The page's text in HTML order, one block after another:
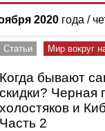
2020 года /
Статьи Мир вокруг
Когда бывают
скидки? Черная
холостяков и
Часть 2